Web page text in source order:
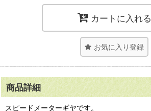
カートに入れる
お気に入り登録
商品詳細
スピードメーターギヤです。